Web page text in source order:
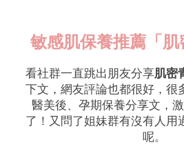
敏感肌保養推薦「肌
看社群一直跳出朋友分享肌密
下文，網友評論也都很好，很
醫美後、孕期保養分享文，
了！又問了姐妹群有沒有人用
呢。